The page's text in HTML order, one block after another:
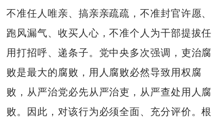
不准任人唯亲、搞亲亲疏疏，不准封官许愿、
跑风漏气、收买人心，不准个人为干部提拔任
用打招呼、递条子。党中央多次强调，吏治腐
败是最大的腐败，用人腐败必然导致用权腐
败，从严治党必先从严治吏，从严查处用人腐
败。因此，对该行为必须全面、充分评价。根